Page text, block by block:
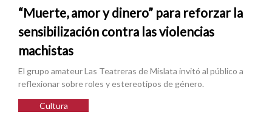
“Muerte, amor y dinero” para reforzar la
sensibilización contra las violencias
machistas
El grupo amateur Las Teatreras de Mislata invitó al público a
reflexionar sobre roles y estereotipos de género.
Cultura